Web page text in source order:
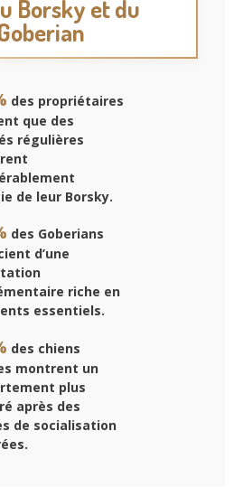
Borsky et du
des propriétaires
que des
régulières
de leur Borsky.
des Goberians
d’une
riche en
essentiels.
des chiens
montrent un
plus
après des
de socialisation